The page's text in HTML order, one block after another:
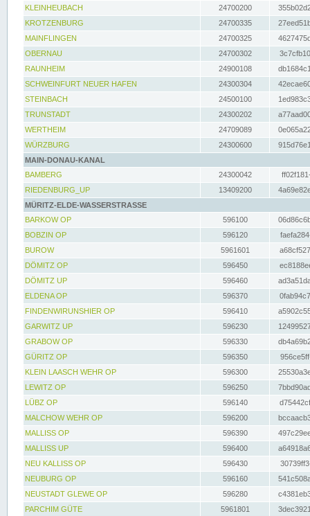
KLEINHEUBACH 24700200
KROTZENBURG
24700335
MAINFLINGEN
24700325
OBERNAU
24700302
RAUNHEIM
24900108
SCHWEINFURT NEUER HAFEN
24300304
STEINBACH
24500100
TRUNSTADT
24300202
WERTHEIM
24709089
WÜRZBURG
24300600
MAIN-DONAU-KANAL
BAMBERG
24300042
RIEDENBURG_UP
13409200
MÜRITZ-ELDE-WASSERSTRASSE
BARKOW OP
596100
BOBZIN OP
596120
BUROW
5961601
DÖMITZ OP
596450
DÖMITZ UP
596460
ELDENA OP
596370
FINDENWIRUNSHIER OP
596410
GARWITZ UP
596230
GRABOW OP
596330
GÜRITZ OP
596350
KLEIN LAASCH WEHR OP
596300
LEWITZ OP
596250
LÜBZ OP
596140
MALCHOW WEHR OP
596200
MALLISS OP
596390
MALLISS UP
596400
NEU KALLISS OP
596430
NEUBURG OP
596160
NEUSTADT GLEWE OP
596280
PARCHIM GÜTE
5961801